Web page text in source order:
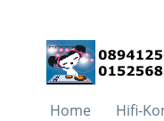
Home Hifi-